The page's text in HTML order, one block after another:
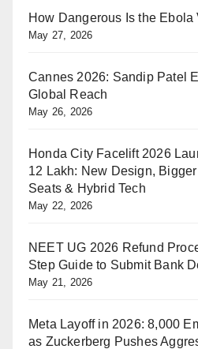
How Dangerous Is the Ebola
May 27, 2026
Cannes 2026: Sandip Patel
Global Reach
May 26, 2026
Honda City Facelift 2026
12 Lakh: New Design,
Seats & Hybrid Tech
May 22, 2026
NEET UG 2026 Refund
Step Guide to Submit Bank
May 21, 2026
Meta Layoff in 2026: 8,000
as Zuckerberg Pushes